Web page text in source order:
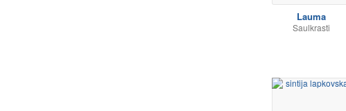
Lauma
Saulkrasti